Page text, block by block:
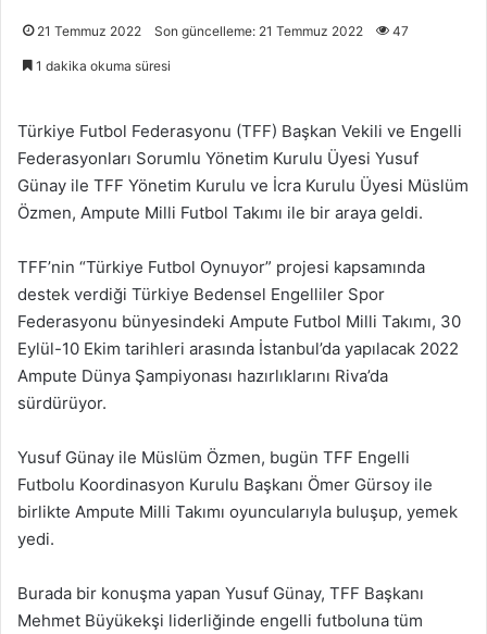
21 Temmuz 2022 Son güncelleme: 21 Temmuz 2022 47
1 dakika okuma süresi
Türkiye Futbol Federasyonu (TFF) Başkan Vekili ve Engelli
Federasyonları Sorumlu Yönetim Kurulu Üyesi Yusuf
Günay ile TFF Yönetim Kurulu ve İcra Kurulu Üyesi Müslüm
Özmen, Ampute Milli Futbol Takımı ile bir araya geldi.
TFF’nin “Türkiye Futbol Oynuyor” projesi kapsamında
destek verdiği Türkiye Bedensel Engelliler Spor
Federasyonu bünyesindeki Ampute Futbol Milli Takımı, 30
Eylül-10 Ekim tarihleri arasında İstanbul’da yapılacak 2022
Ampute Dünya Şampiyonası hazırlıklarını Riva’da
sürdürüyor.
Yusuf Günay ile Müslüm Özmen, bugün TFF Engelli
Futbolu Koordinasyon Kurulu Başkanı Ömer Gürsoy ile
birlikte Ampute Milli Takımı oyuncularıyla buluşup, yemek
yedi.
Burada bir konuşma yapan Yusuf Günay, TFF Başkanı
Mehmet Büyükekşi liderliğinde engelli futboluna tüm